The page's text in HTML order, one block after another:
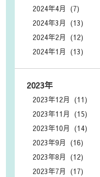
2024年4月 (7)
2024年3月 (13)
2024年2月 (12)
2024年1月 (13)
2023年
2023年12月 (11)
2023年11月 (15)
2023年10月 (14)
2023年9月 (16)
2023年8月 (12)
2023年7月 (17)